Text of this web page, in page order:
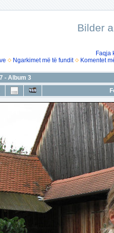
Bilder
Faqja
Ngarkimet më të fundit Komentet
- Album 3